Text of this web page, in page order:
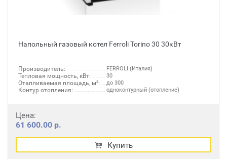
Напольный газовый котел Ferroli Torino 30 30кВт
Производитель: FERROLI (Италия)
Тепловая мощность, кВт: 30
Отапливаемая площадь, м²: до 300
Контур отопления: одноконтурный (отопление)
Цена:
61 600.00 р.
Купить